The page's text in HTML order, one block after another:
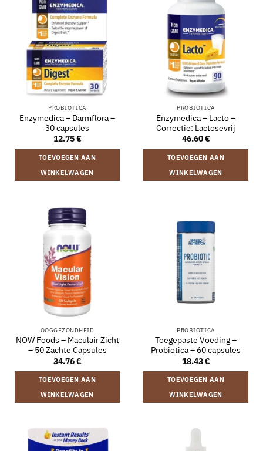
PROBIOTICA
Enzymedica – Darmflora –
30 capsules
12.75€
TOEVOEGEN AAN
WINKELWAGEN
PROBIOTICA
Enzymedica – Lacto –
Correctie: Lactosevrij
46.60€
TOEVOEGEN AAN
WINKELWAGEN
OOGGEZONDHEID
NOW Foods – Maculair Zicht
– 50 Zachte Capsules
34.76€
TOEVOEGEN AAN
WINKELWAGEN
PROBIOTICA
Toegepaste Voeding –
Probiotica – 60 capsules
18.43€
TOEVOEGEN AAN
WINKELWAGEN